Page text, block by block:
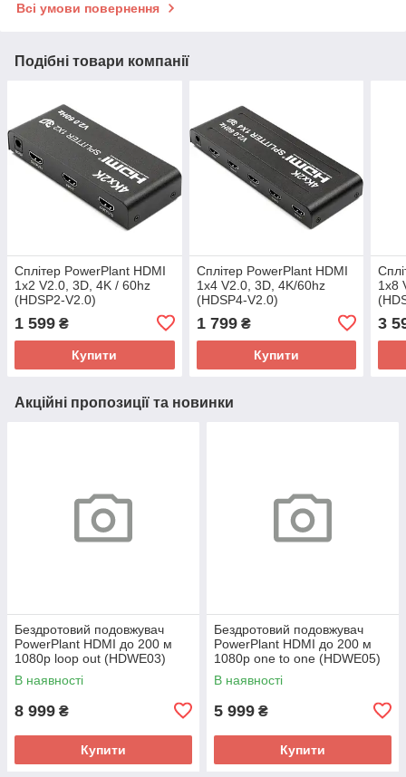
Всі умови повернення
Подібні товари компанії
Сплітер PowerPlant HDMI
1x2 V2.0, 3D, 4K / 60hz
(HDSP2-V2.0)
1 599 ₴
Купити
Сплітер PowerPlant HDMI
1x4 V2.0, 3D, 4K/60hz
(HDSP4-V2.0)
1 799₴
Купити
1x8
3
Акційні пропозиції та новинки
Бездротовий подовжувач
PowerPlant HDMI до 200 м
1080p loop out (HDWE03)
В наявності
8 999 ₴
Купити
Бездротовий подовжувач
PowerPlant HDMI до 200 м
1080p one to one (HDWE05)
В наявності
5 999 ₴
Купити